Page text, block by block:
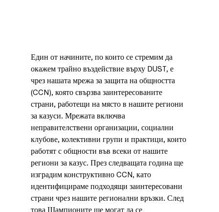
Един от начините, по които се стремим да
окажем трайно въздействие върху DUST, е
чрез нашата мрежа за защита на общността
(CCN), която свързва заинтересованите
страни, работещи на място в нашите региони
за казуси. Мрежата включва
неправителствени организации, социални
клубове, колективни групи и практици, които
работят с общности във всеки от нашите
региони за казус. През следващата година ще
изградим конструктивно CCN, като
идентифицираме подходящи заинтересовани
страни чрез нашите регионални връзки. След